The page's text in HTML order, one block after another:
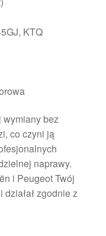
KTQ
wymiany bez
co czyni ją
naprawy.
i Peugeot Twój
zgodnie z